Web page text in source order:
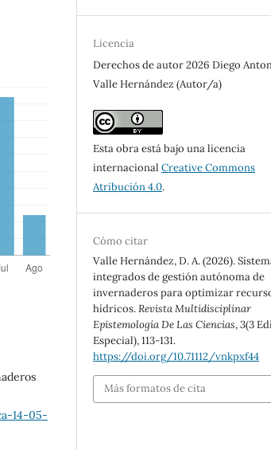
14-05-
Licencia
Derechos de autor 2026 Diego
Valle Hernández (Autor/a)
Esta obra está bajo una licencia
internacionalCreative Commons
Atribución 4.0.
Cómo citar
Valle Hernández, D. A. (2026).
integrados de gestión autónoma de
invernaderos para optimizar
hídricos.Revista Multidisciplinar
Epistemología De Las Ciencias,3(3
Especial), 113-131.
https://doi.org/10.71112/vnkpxf44
Más formatos de cita